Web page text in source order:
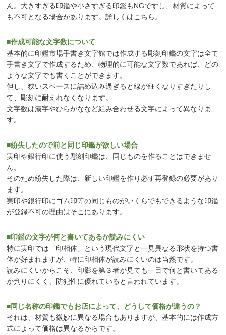
ん。大きすぎる印鑑や小さすぎる印鑑もNGですし、材質によって
も不可となる場合があります。詳しくはこちら 。
■作成可能な文字数について
基本的に印鑑市場手書き文字館では作成する彫刻印鑑の文字は全て
手書き文字で作成するため、物理的に可能な文字数であれば、どの
ような文字でも書くことができます。
但し、狭いスペースに詰め込み過ぎると線が細くなりすぎたりし
て、彫刻に耐えれなくなります。
文字数は漢字やひらがななど組み合わせる文字によって異なりま
す。
■紛失したので前と同じ印鑑が欲しい場合
実印や銀行印に使う彫刻印鑑は、同じものを作ることはできませ
ん。
そのため紛失した際は、新しい印鑑を作り必ず再登録の必要があり
ます。
実印や銀行印にゴム印等の同じものがいくらでもできるような印鑑
が登録不可の理由はそこにあります。
■印鑑の文字が何と書いてあるか読みにくい
特に実印では「印相体」という現代文字と一見異なる形状を持つ書
体が好まれますが、特に印相体が読みにくいのは当然です。
読みにくいからこそ、印影を第３者が見ても一目で何と書いてある
か判りにくく、防犯性に優れていると言われています。
■同じ名称の印鑑でもお店によって、どうして価格が違うの？
それは、材質も微妙に異なる場合もありますが、基本的には作成方
式によって価格は異なるからです。